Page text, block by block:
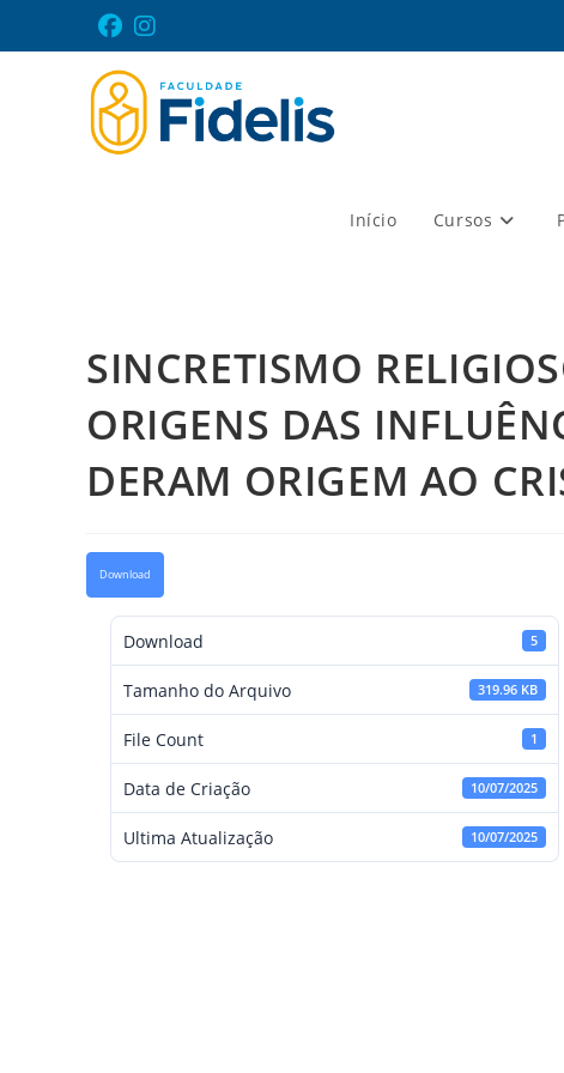
Início Cursos
SINCRETISMO
ORIGENS DAS
DERAM ORIGEM AO
Download
Download 5
Tamanho do Arquivo 319.96 KB
File Count 1
Data de Criação 10/07/2025
Ultima Atualização 10/07/2025